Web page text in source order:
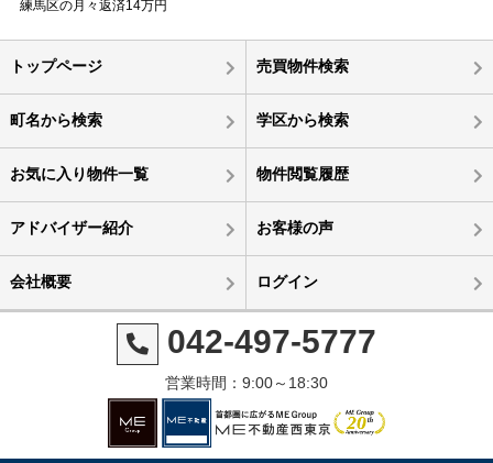
練馬区の月々返済14万円
トップページ 売買物件検索
町名から検索 学区から検索
お気に入り物件一覧 物件閲覧履歴
アドバイザー紹介 お客様の声
会社概要 ログイン
042-497-5777
営業時間：9:00～18:30